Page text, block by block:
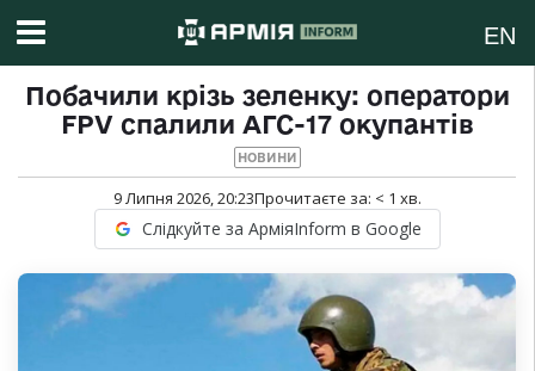
EN
Побачили крізь зеленку: оператори
FPV спалили АГС-17 окупантів
НОВИНИ
9 Липня 2026, 20:23Прочитаєте за: < 1 хв.
Слідкуйте за АрміяInform в Google